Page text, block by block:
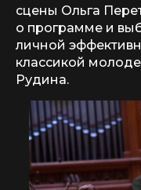
сцены Ольга
о программе и
личной
классикой
Рудина.